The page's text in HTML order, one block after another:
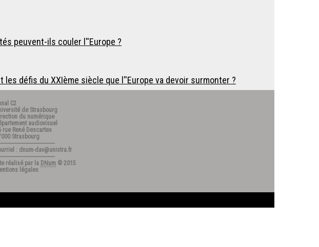
peuvent-ils couler l''Europe ?
défis du XXIème siècle que l''Europe va devoir surmonter ?
C2
de Strasbourg
du numérique
audiovisuel
rue René Descartes
Strasbourg
: dnum-dav@unistra.fr
réalisé par la DNum © 2015
légales